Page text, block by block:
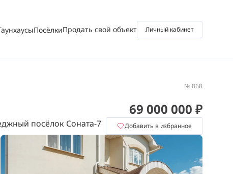
ПосёлкиПродать свой объект Личный кабинет
№ 868
посёлок Соната-7
69 000 000 ₽
Добавить в избранное